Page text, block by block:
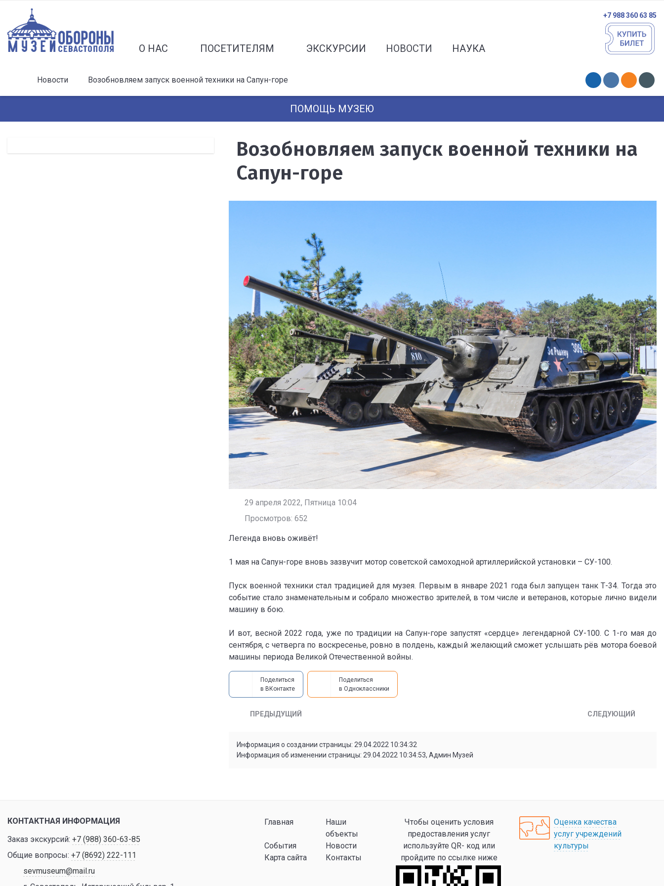
О НАС ПОСЕТИТЕЛЯМ ЭКСКУРСИИ НОВОСТИ НАУКА
+7 988 360 63 85
Новости Возобновляем запуск военной техники на Сапун-горе
ПОМОЩЬ МУЗЕЮ
Возобновляем запуск военной техники на
Сапун-горе
29 апреля 2022, Пятница 10:04
Просмотров: 652
Легенда вновь оживёт!
1 мая на Сапун-горе вновь зазвучит мотор советской самоходной артиллерийской установки – СУ-100.
Пуск военной техники стал традицией для музея. Первым в январе 2021 года был запущен танк Т-34. Тогда это
событие стало знаменательным и собрало множество зрителей, в том числе и ветеранов, которые лично видели
машину в бою.
И вот, весной 2022 года, уже по традиции на Сапун-горе запустят «сердце» легендарной СУ-100. С 1-го мая до
сентября, с четверга по воскресенье, ровно в полдень, каждый желающий сможет услышать рёв мотора боевой
машины периода Великой Отечественной войны.
Поделиться
в ВКонтакте
Поделиться
в Одноклассники
ПРЕДЫДУЩИЙ СЛЕДУЮЩИЙ
Информация о создании страницы: 29.04.2022 10:34:32
Информация об изменении страницы: 29.04.2022 10:34:53, Админ Музей
КОНТАКТНАЯ ИНФОРМАЦИЯ
Заказ экскурсий: +7 (988) 360-63-85
Общие вопросы: +7 (8692) 222-111
sevmuseum@mail.ru
Главная
Наши
объекты
События
Новости
Карта сайта
Контакты
Чтобы оценить условия
предоставления услуг
используйте QR- код или
пройдите по ссылке ниже
Оценка качества
услуг учреждений
культуры